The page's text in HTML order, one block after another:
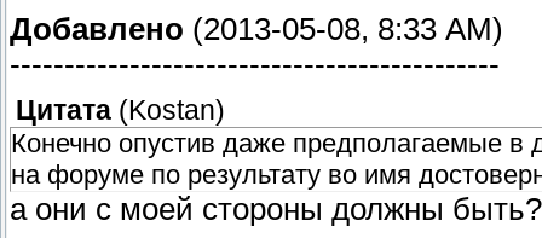
Добавлено (2013-05-08, 8:33 AM)
---------------------------------------------
Цитата (Kostan)
Конечно опустив даже предполагаемые в
на форуме по результату во имя
а они с моей стороны должны